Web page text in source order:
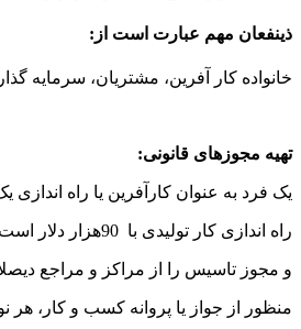
ذینفعان مهم عبارت است از :
خانواده کار آفرین، مشتریان، سرمایه
تهیه مجوزهای قانونی:
یک فرد به عنوان کارآفرین یا راه
راه اندازی کار تولیدی با 90هزار دلار است برای آغاز فعالیت مورد نظر خود پروانه
و مجوز تاسیس را از مراکز و مراجع
منظور از جواز یا پروانه کسب و کار، هر